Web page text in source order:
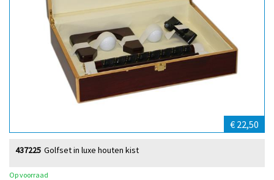
€ 22,50
Golfset in luxe houten kist
437225
Op voorraad